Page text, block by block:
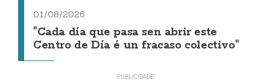
01/08/2026
"Cada día que pasa sen abrir este
Centro de Día é un fracaso colectivo"